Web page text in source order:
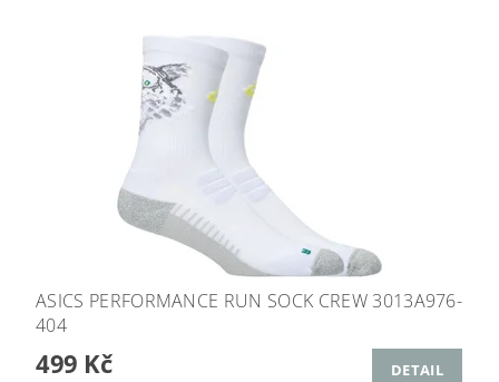
ASICS PERFORMANCE RUN SOCK CREW 3013A976-
404
499 Kč DETAIL